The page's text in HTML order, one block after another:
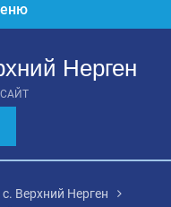
Нерген
Верхний Нерген